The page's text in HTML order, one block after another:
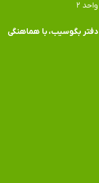
بگوسیب، با هماهنگی